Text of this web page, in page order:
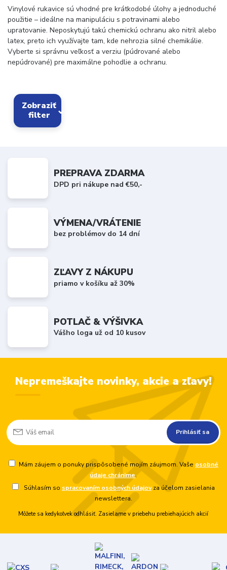
Vinylové rukavice sú vhodné pre krátkodobé úlohy a jednoduché
použitie – ideálne na manipuláciu s potravinami alebo
upratovanie. Neposkytujú takú chemickú ochranu ako nitril alebo
latex, preto ich využívajte tam, kde nehrozia silné chemikálie.
Vyberte si správnu veľkosť a verziu (púdrované alebo
nepúdrované) pre maximálne pohodlie a ochranu.
Zobraziť
filter
PREPRAVA ZDARMA
DPD pri nákupe nad €50,-
VÝMENA/VRÁTENIE
bez problémov do 14 dní
ZĽAVY Z NÁKUPU
priamo v košíku až 30%
POTLAČ & VÝŠIVKA
Vášho loga už od 10 kusov
Nepremeškajte novinky, akcie a zľavy!
Prihlásiť sa
Mám záujem o ponuky prispôsobené mojím záujmom. Vaše osobné
údaje chránime.
Súhlasím so spracovaním osobných údajovza účelom zasielania
newslettera.
Môžete sa kedykoľvek odhlásiť. Zasielame v priebehu prebiehajúcich akcií